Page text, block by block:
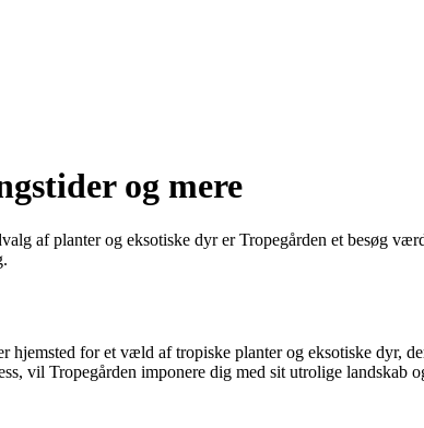
og mere
af planter og eksotiske dyr er Tropegården et besøg
hjemsted for et væld af tropiske planter og eksotiske dyr,
vil Tropegården imponere dig med sit utrolige landskab